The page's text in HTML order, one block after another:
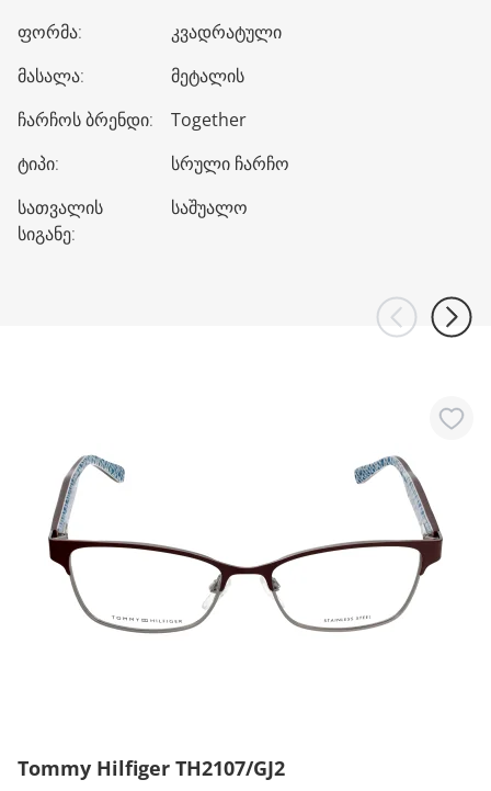
ფორმა:
კვადრატული
მასალა:
მეტალის
ჩარჩოს ბრენდი:
Together
ტიპი:
სრული ჩარჩო
სათვალის
სიგანე:
საშუალო
Tommy Hilfiger TH2107/GJ2